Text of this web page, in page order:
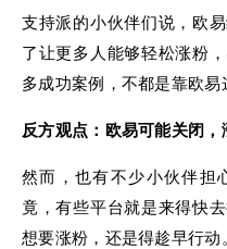
支持派的小伙伴们说，欧
了让更多人能够轻松涨粉
多成功案例，不都是靠欧易
反方观点：欧易可能关闭，
然而，也有不少小伙伴担
竟，有些平台就是来得快
想要涨粉，还是得趁早行动。